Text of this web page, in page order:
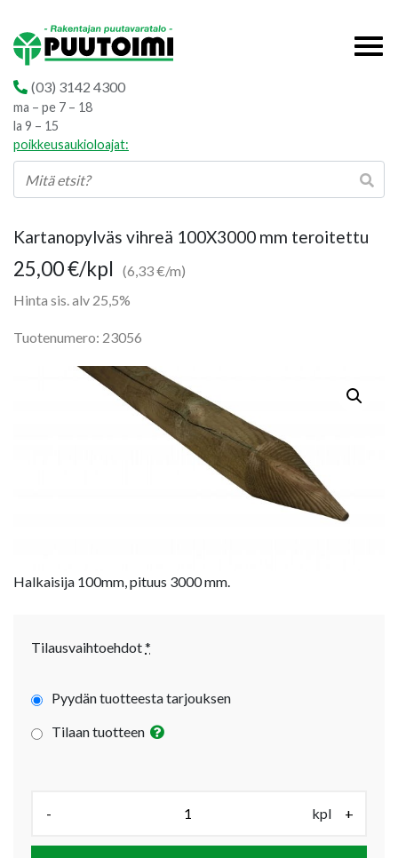
(03) 3142 4300
ma – pe 7 – 18
la 9 – 15
poikkeusaukioloajat:
Kartanopylväs vihreä 100X3000 mm teroitettu
25,00€/kpl
(6,33 €/m)
Hinta sis. alv 25,5%
Tuotenumero: 23056
Halkaisija 100mm, pituus 3000 mm.
Tilausvaihtoehdot*
Pyydän tuotteesta tarjouksen
Tilaan tuotteen
- kpl +